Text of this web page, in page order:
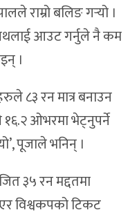
राम्रो बलिङ गर्‍यो ।
आउट गर्नुले नै कम
।
८३ रन मात्र बनाउन
१६.२ ओभरमा भेट्नुपर्ने
पूजाले भनिन् ।
३५ रन मद्दतमा
विश्वकपको टिकट